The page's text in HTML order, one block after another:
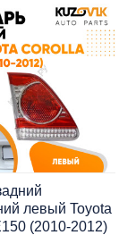
левый Toyota
(2010-2012)